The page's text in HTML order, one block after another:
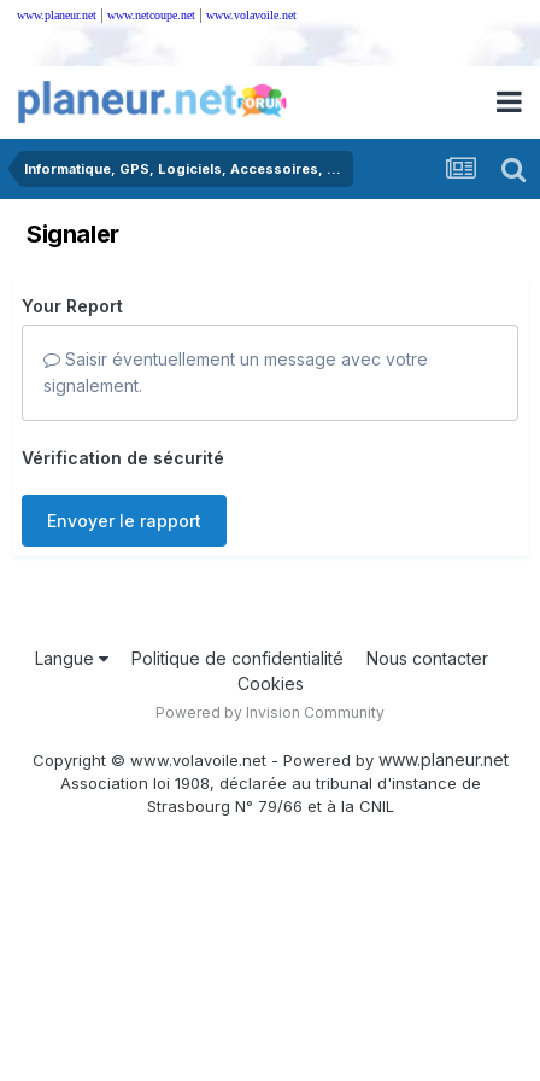
www.planeur.net | www.netcoupe.net | www.volavoile.net
Informatique, GPS, Logiciels, Accessoires, ...
Signaler
Your Report
Saisir éventuellement un message avec votre
signalement.
Vérification de sécurité
Envoyer le rapport
Langue Politique de confidentialité
Nous contacter
Cookies
Powered by Invision Community
Copyright © www.volavoile.net - Powered by www.planeur.net
Association loi 1908, déclarée au tribunal d'instance de
Strasbourg N° 79/66 et à la CNIL